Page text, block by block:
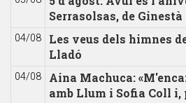
Serrasolsas, de Ginestà
04/08
Les veus dels himnes
Lladó
04/08
Aina Machuca:
amb Llum i Sofia Coll i,